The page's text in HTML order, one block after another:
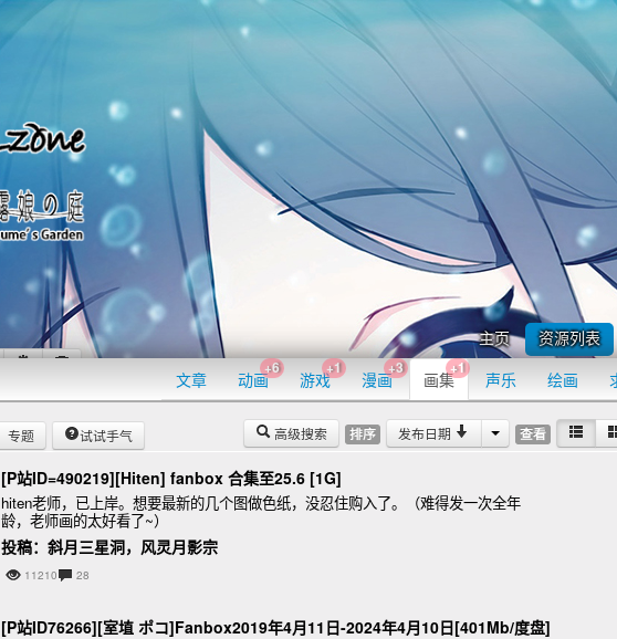
主页 资源列表
文章 动画
+6
游戏
+1
漫画
+3
画集
+1
声乐 绘画
高级搜索 排序 发布日期 查看
专题 试试手气
[P站ID=490219][Hiten] fanbox 合集至25.6 [1G]
hiten老师，已上岸。想要最新的几个图做色纸，没忍住购入了。（难得发一次全年
龄，老师画的太好看了~）
投稿：斜月三星洞，风灵月影宗
11210 28
[P站ID76266][室埴 ポコ]Fanbox2019年4月11日-2024年4月10日[401Mb/度盘]